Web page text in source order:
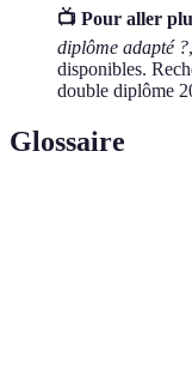
📺 Pour aller
diplôme adapté ?
disponibles.
double diplôme
Glossaire